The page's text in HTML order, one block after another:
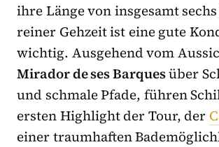
ihre Länge von insgesamt
reiner Gehzeit ist eine gute
wichtig. Ausgehend vom
Mirador de ses Barquesüber
und schmale Pfade, führen
ersten Highlight der Tour, der
einer traumhaften